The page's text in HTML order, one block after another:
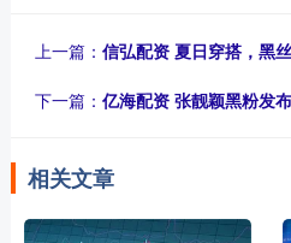
上一篇： 信弘配资 夏日穿搭，黑
下一篇： 亿海配资 张靓颖黑粉发
相关文章